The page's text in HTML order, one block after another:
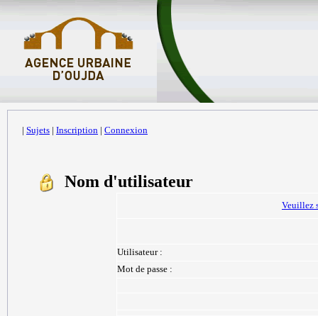
| Sujets | Inscription | Connexion
Nom d'utilisateur
Veuillez
Utilisateur :
Mot de passe :